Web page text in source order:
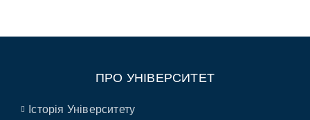
ПРО УНІВЕРСИТЕТ
Історія Університету